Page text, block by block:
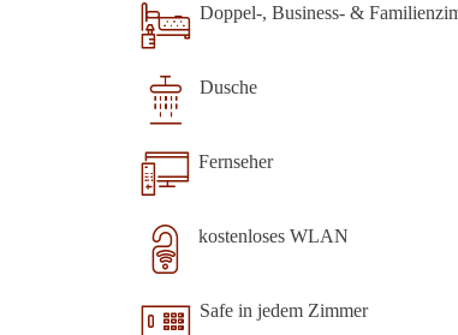
Doppel-, Business- &
Dusche
Fernseher
kostenloses WLAN
Safe in jedem Zimmer